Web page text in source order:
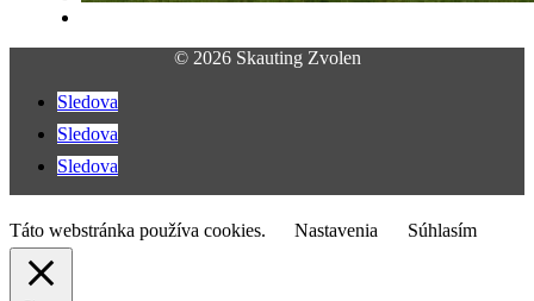
© 2026 Skauting Zvolen
Sledova
Sledova
Sledova
Táto webstránka používa cookies. Nastavenia Súhlasím